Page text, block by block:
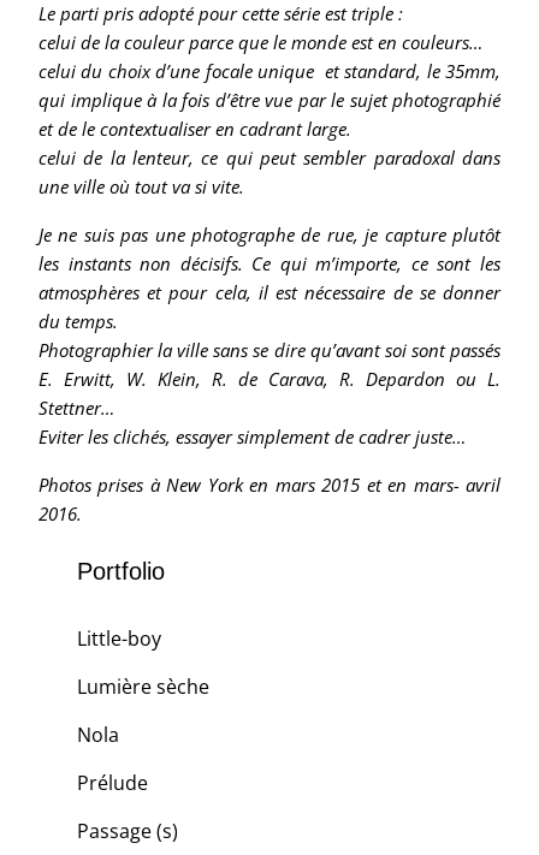
Portfolio
Little-boy
Lumière sèche
Nola
Prélude
Passage (s)
Le parti pris adopté pour cette série est triple :
celui de la couleur parce que le monde est en couleurs…
celui du choix d’une focale unique et standard, le 35mm,
qui implique à la fois d’être vue par le sujet photographié
et de le contextualiser en cadrant large.
celui de la lenteur, ce qui peut sembler paradoxal dans
une ville où tout va si vite.
Je ne suis pas une photographe de rue, je capture plutôt
les instants non décisifs. Ce qui m’importe, ce sont les
atmosphères et pour cela, il est nécessaire de se donner
du temps.
Photographier la ville sans se dire qu’avant soi sont passés
E. Erwitt, W. Klein, R. de Carava, R. Depardon ou L.
Stettner…
Eviter les clichés, essayer simplement de cadrer juste…
Photos prises à New York en mars 2015 et en mars- avril
2016.